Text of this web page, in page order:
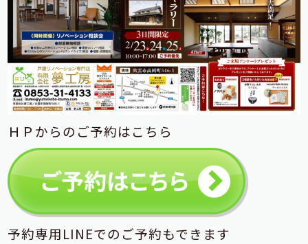
ＨＰからのご予約はこちら
予約専用LINEでのご予約もできます